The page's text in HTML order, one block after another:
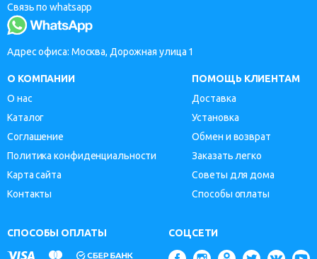
Связь по whatsapp
Адрес офиса: Москва, Дорожная улица 1
О КОМПАНИИ
О нас
Каталог
Соглашение
Политика конфиденциальности
Карта сайта
Контакты
ПОМОЩЬ КЛИЕНТАМ
Доставка
Установка
Обмен и возврат
Заказать легко
Советы для дома
Способы оплаты
СПОСОБЫ ОПЛАТЫ СОЦСЕТИ